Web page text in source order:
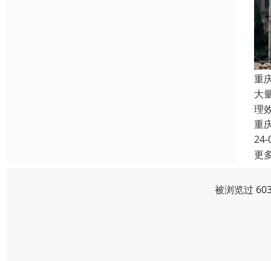
重
大
理
重
24-
更
被浏览过